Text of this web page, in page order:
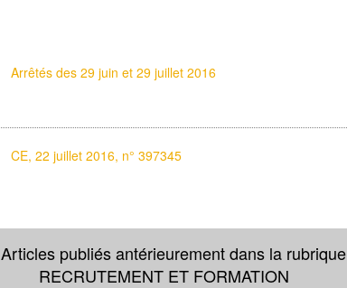
Arrêtés des 29 juin et 29 juillet 2016
CE, 22 juillet 2016, n° 397345
Articles publiés antérieurement dans la rubrique
RECRUTEMENT ET FORMATION